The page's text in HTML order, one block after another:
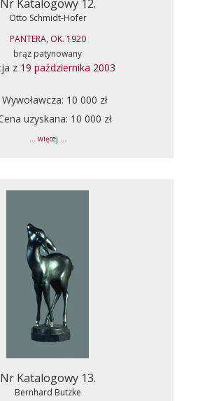
Nr Katalogowy 12.
Otto Schmidt-Hofer
PANTERA, OK. 1920
brąz patynowany
z 19 października 2003
Wywoławcza: 10 000 zł
uzyskana: 10 000 zł
... więcej ...
Nr Katalogowy 13.
Bernhard Butzke